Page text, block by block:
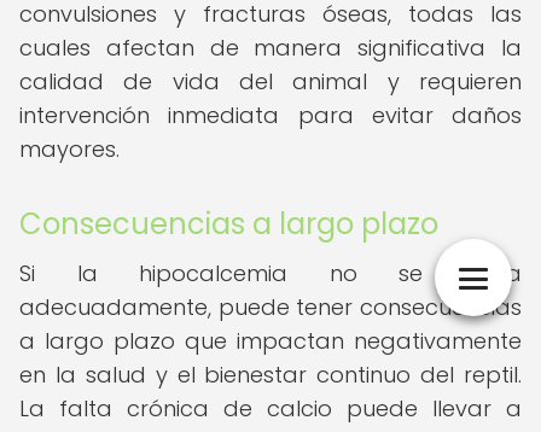
convulsiones y fracturas óseas, todas las
cuales afectan de manera significativa la
calidad de vida del animal y requieren
intervención inmediata para evitar daños
mayores.
Consecuencias a largo plazo
Si la hipocalcemia no se trata
adecuadamente, puede tener consecuencias
a largo plazo que impactan negativamente
en la salud y el bienestar continuo del reptil.
La falta crónica de calcio puede llevar a